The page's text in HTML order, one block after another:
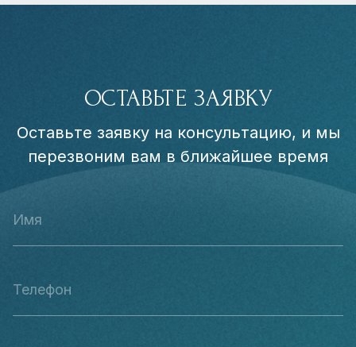
ОСТАВЬТЕ ЗАЯВКУ
Оставьте заявку на консультацию, и мы
перезвоним вам в ближайшее время